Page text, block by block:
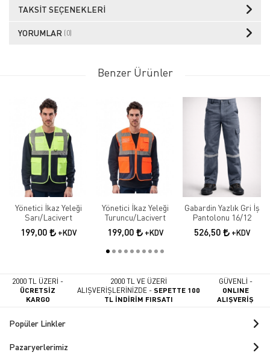
TAKSIT SEÇENEKLERI
YORUMLAR (0)
Benzer Ürünler
Yönetici İkaz Yeleği
Sarı/Lacivert
199,00 +KDV
Yönetici İkaz Yeleği
Turuncu/Lacivert
199,00 +KDV
Gabardin Yazlık Gri İş
Pantolonu 16/12
526,50 +KDV
2000 TL ÜZERİ -
ÜCRETSİZ
KARGO
2000 TL VE ÜZERİ
ALIŞVERİŞLERİNİZDE -SEPETTE 100
TL İNDİRİM FIRSATI
GÜVENLİ -
ONLINE
ALIŞVERİŞ
Popüler Linkler
Pazaryerlerimiz